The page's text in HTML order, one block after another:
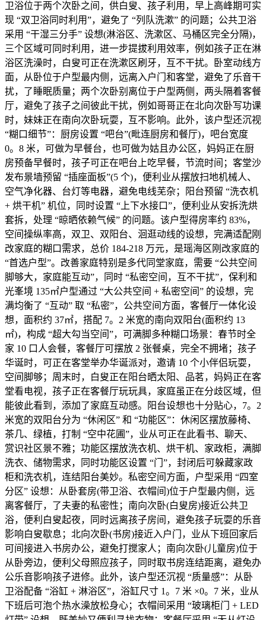
卫浴位于两个次卧之间，供白叟、孩子利用，早上高峰期可实
现 “双卫浴同时利用”，避免了 “列队洗漱” 的问题；公共卫浴
采用 “干湿三分手” 设想(淋浴区、洗漱区、马桶区完全分隔)，
三个区域可同时利用，进一步提拔利用效率，例如孩子正在淋
浴区洗澡时，白叟可正在洗漱区刷牙，互不干扰。卧室动线方
面，从卧位于户型最内侧，远离入户门和客堂，避免了乐音干
扰，了睡眠质量；两个次卧别离位于户型两侧，两头隔着客餐
厅，避免了孩子之间彼此干扰，例如哥哥正在北向次卧写功课
时，妹妹正在南向次卧玩耍，互不影响。此外，该户型还沉视
“糊口细节”：厨房设置 “吧台”(毗连厨房和餐厅)，吧台宽度
0。8 米，可做为早餐台，也可做为姑且办公区，妈妈正在厨
房预备早餐时，孩子可正在吧台上吃早餐，节流时间；客堂沙
发布景墙预留 “插座面板”(5 个)，便利业从摆放扫地机械人、
空气净化器、台灯等电器，避免电线芜杂；阳台预留 “洗衣机
+ 烘干机” 机位，同时设置 “上下水接口”，便利业从安拆洗烘
套拆，处理 “晾晒依赖气候” 的问题。该户型得房率约 83%，
空间操纵率高，双卫、双阳台、洄逛动线的设想，完满适配刚
改家庭的糊口需求，总价 184-218 万元，是瑶海区刚改家庭的
“首选户型”。改善家庭特别是多代同堂家庭，需要 “公共空间
脚够大，家庭能互动”，同时 “私密空间，互不干扰”，保利和
光峯境 135㎡户型通过 “大公共空间 + 私密空间” 的设想，完
满均衡了 “互动” 取 “私密”，公共空间方面，客餐厅一体化设
想，面积约 37㎡，搭配 7。2 米宽的南向双阳台(面积约 13
㎡)，构成 “超大勾当空间”，可满脚多种糊口场景：春节时全
家 10 口人会餐，客餐厅可摆放 2 张餐桌，完全不拥堵；孩子
华诞时，可正在客堂举办华诞派对，邀请 10 个小伴侣玩耍，
空间脚够；周末时，白叟正在阳台晒太阳、品茗，妈妈正在客
堂看电视，孩子正在客餐厅玩玩具，家庭虽正在分歧区域，但
能彼此看到，添加了家庭互动感。阳台设想也十分贴心，7。2
米宽的双阳台分为 “休闲区” 和 “功能区”：休闲区摆放藤椅、
茶几、绿植，打制 “空中花圃”，业从可正在此看书、聊天、
赏识社区景不雅；功能区摆放洗衣机、烘干机、家政柜，满脚
洗衣、储物需求，同时功能区设置 “门”，封闭后可躲藏家政
柜和洗衣机，连结阳台美妙。私密空间方面，户型采用 “四室
分区” 设想：从卧套房(带卫浴、衣帽间)位于户型最内侧，远
离客餐厅，了夫妻的私密性；南向次卧(白叟房)接近公共卫
浴，便利白叟起夜，同时远离孩子房间，避免孩子玩耍的乐音
影响白叟歇息；北向次卧(书房)接近入户门，业从下班回家后
可间接进入书房办公，避免打搅家人；南向次卧(儿童房)位于
从卧旁边，便利父母照应孩子，同时取书房连结距离，避免办
公乐音影响孩子进修。此外，该户型还沉视 “质量感”：从卧
卫浴配备 “浴缸 + 淋浴区”，浴缸尺寸 1。7 米 ×0。7 米，业从
下班后可泡个热水澡放松身心；衣帽间采用 “玻璃柜门 + LED